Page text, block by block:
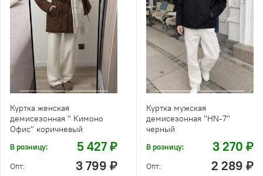
Куртка женская
демисезонная " Кимоно
Офис" коричневый
В розницу: 5 427 ₽
Опт: 3 799 ₽
Куртка мужская
демисезонная "HN-7"
черный
В розницу: 3 270 ₽
Опт: 2 289 ₽